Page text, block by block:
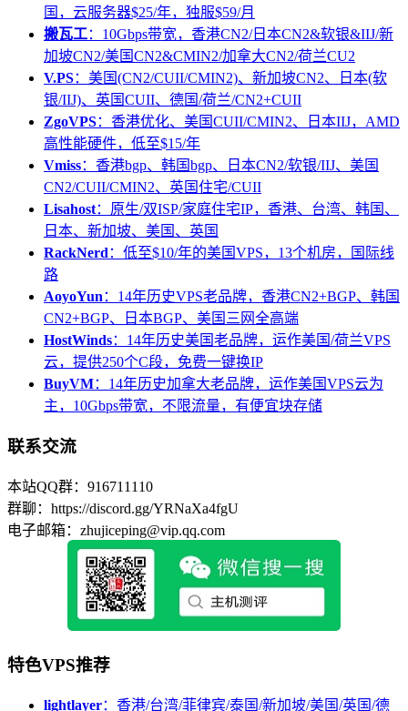
国，云服务器$25/年，独服$59/月
搬瓦工：10Gbps带宽，香港CN2/日本CN2&软银&IIJ/新
加坡CN2/美国CN2&CMIN2/加拿大CN2/荷兰CU2
V.PS：美国(CN2/CUII/CMIN2)、新加坡CN2、日本(软
银/IIJ)、英国CUII、德国/荷兰/CN2+CUII
ZgoVPS：香港优化、美国CUII/CMIN2、日本IIJ，AMD
高性能硬件，低至$15/年
Vmiss：香港bgp、韩国bgp、日本CN2/软银/IIJ、美国
CN2/CUII/CMIN2、英国住宅/CUII
Lisahost：原生/双ISP/家庭住宅IP，香港、台湾、韩国、
日本、新加坡、美国、英国
RackNerd ：低至$10/年的美国VPS，13个机房，国际线
路
AoyoYun ：14年历史VPS老品牌，香港CN2+BGP、韩国
CN2+BGP、日本BGP、美国三网全高端
HostWinds：14年历史美国老品牌，运作美国/荷兰VPS
云，提供250个C段，免费一键换IP
BuyVM：14年历史加拿大老品牌，运作美国VPS云为
主，10Gbps带宽，不限流量，有便宜块存储
联系交流
本站QQ群：916711110
群聊：https://discord.gg/YRNaXa4fgU
电子邮箱：zhujiceping@vip.qq.com
特色VPS推荐
lightlayer：香港/台湾/菲律宾/泰国/新加坡/美国/英国/德